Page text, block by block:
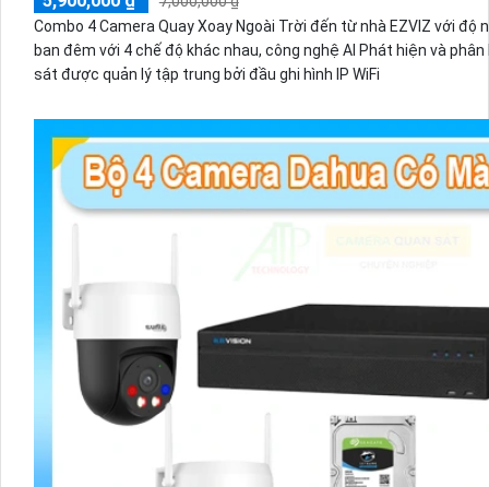
Combo 4 Camera Quay Xoay Ngoài Trời đến từ nhà EZVIZ với độ
ban đêm với 4 chế độ khác nhau, công nghệ AI Phát hiện và
sát được quản lý tập trung bởi đầu ghi hình IP WiFi